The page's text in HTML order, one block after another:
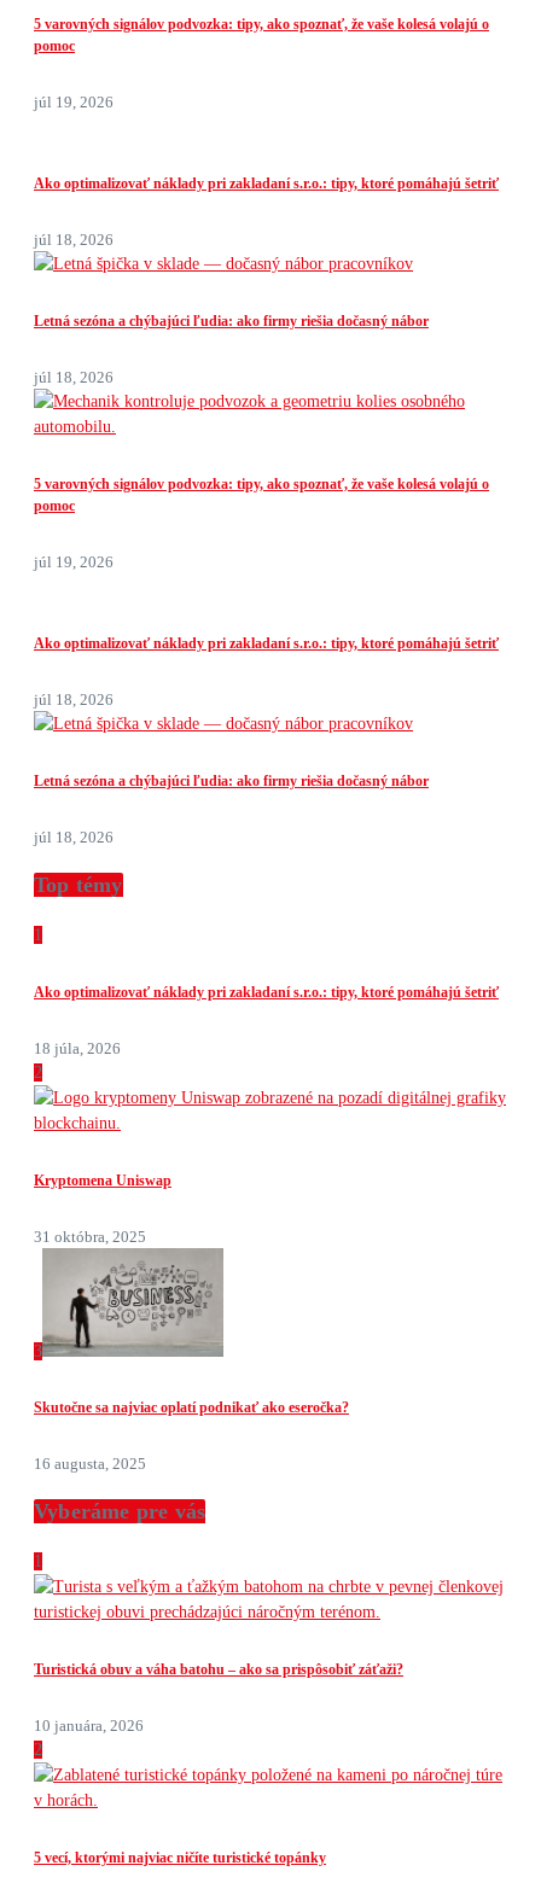
5 varovných signálov podvozka: tipy, ako spoznať, že vaše kolesá volajú o
pomoc
júl 19, 2026
Ako optimalizovať náklady pri zakladaní s.r.o.: tipy, ktoré pomáhajú šetriť
júl 18, 2026
Letná sezóna a chýbajúci ľudia: ako firmy riešia dočasný nábor
júl 18, 2026
5 varovných signálov podvozka: tipy, ako spoznať, že vaše kolesá volajú o
pomoc
júl 19, 2026
Ako optimalizovať náklady pri zakladaní s.r.o.: tipy, ktoré pomáhajú šetriť
júl 18, 2026
Letná sezóna a chýbajúci ľudia: ako firmy riešia dočasný nábor
júl 18, 2026
Top témy
1
Ako optimalizovať náklady pri zakladaní s.r.o.: tipy, ktoré pomáhajú šetriť
18 júla, 2026
2
Kryptomena Uniswap
31 októbra, 2025
3
Skutočne sa najviac oplatí podnikať ako eseročka?
16 augusta, 2025
Vyberáme pre vás
1
Turistická obuv a váha batohu – ako sa prispôsobiť záťaži?
10 januára, 2026
2
5 vecí, ktorými najviac ničíte turistické topánky